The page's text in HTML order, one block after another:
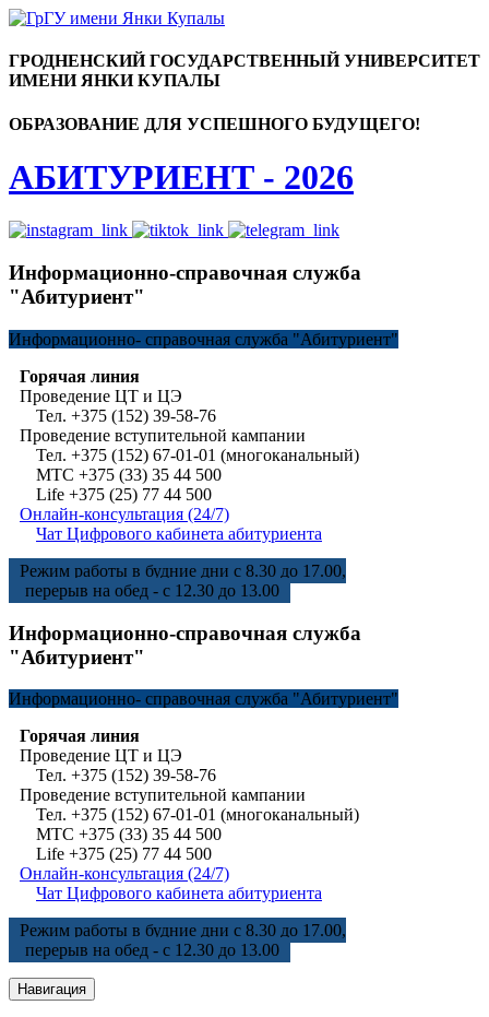
ГРОДНЕНСКИЙ ГОСУДАРСТВЕННЫЙ УНИВЕРСИТЕТ
ИМЕНИ ЯНКИ КУПАЛЫ
ОБРАЗОВАНИЕ ДЛЯ УСПЕШНОГО БУДУЩЕГО!
АБИТУРИЕНТ - 2026
Информационно-справочная служба
"Абитуриент"
Информационно- справочная служба "Абитуриент"
Горячая линия
Проведение ЦТ и ЦЭ
Тел. +375 (152) 39-58-76
Проведение вступительной кампании
Тел. +375 (152) 67-01-01 (многоканальный)
МТС +375 (33) 35 44 500
Life +375 (25) 77 44 500
Онлайн-консультация (24/7)
Чат Цифрового кабинета абитуриента
Режим работы в будние дни с 8.30 до 17.00,
перерыв на обед - с 12.30 до 13.00
Информационно-справочная служба
"Абитуриент"
Информационно- справочная служба "Абитуриент"
Горячая линия
Проведение ЦТ и ЦЭ
Тел. +375 (152) 39-58-76
Проведение вступительной кампании
Тел. +375 (152) 67-01-01 (многоканальный)
МТС +375 (33) 35 44 500
Life +375 (25) 77 44 500
Онлайн-консультация (24/7)
Чат Цифрового кабинета абитуриента
Режим работы в будние дни с 8.30 до 17.00,
перерыв на обед - с 12.30 до 13.00
Навигация